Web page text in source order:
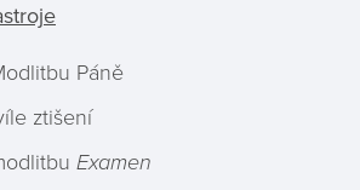
Páně
ztišení
Examen